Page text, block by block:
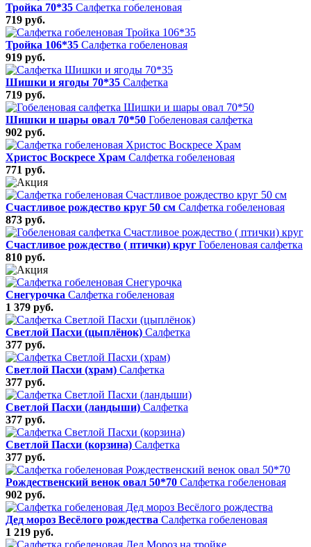
Тройка 70*35 Салфетка гобеленовая
719 руб.
Тройка 106*35 Салфетка гобеленовая
919 руб.
Шишки и ягоды 70*35 Салфетка
719 руб.
Шишки и шары овал 70*50 Гобеленовая салфетка
902 руб.
Христос Воскресе Храм Салфетка гобеленовая
771 руб.
Счастливое рождество круг 50 см Салфетка гобеленовая
873 руб.
Счастливое рождество ( птички) круг Гобеленовая салфетка
810 руб.
Снегурочка Салфетка гобеленовая
1 379 руб.
Светлой Пасхи (цыплёнок) Салфетка
377 руб.
Светлой Пасхи (храм) Салфетка
377 руб.
Светлой Пасхи (ландыши) Салфетка
377 руб.
Светлой Пасхи (корзина) Салфетка
377 руб.
Рождественский венок овал 50*70 Салфетка гобеленовая
902 руб.
Дед мороз Весёлого рождества Салфетка гобеленовая
1 219 руб.